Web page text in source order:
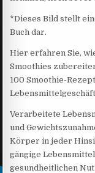
*Dieses Bild stellt
Buch dar.
Hier erfahren Sie,
Smoothies
100 Smoothie-
Verarbeitete
und
Körper in jeder
gängige
gesundheitlichen